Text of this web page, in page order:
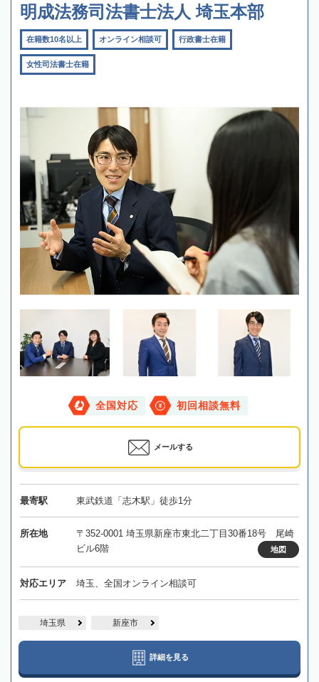
明成法務司法書士法人 埼玉本部
在籍数10名以上 オンライン相談可 行政書士在籍
女性司法書士在籍
全国対応 初回相談無料
メールする
最寄駅 東武鉄道「志木駅」徒歩1分
所在地
〒352-0001 埼玉県新座市東北二丁目30番18号 尾崎
ビル6階
地図
対応エリア 埼玉、全国オンライン相談可
埼玉県 新座市
詳細を見る